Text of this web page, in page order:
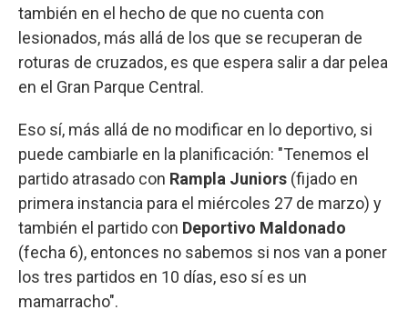
también en el hecho de que no cuenta con
lesionados, más allá de los que se recuperan de
roturas de cruzados, es que espera salir a dar pelea
en el Gran Parque Central.
Eso sí, más allá de no modificar en lo deportivo, si
puede cambiarle en la planificación: "Tenemos el
partido atrasado con Rampla Juniors (fijado en
primera instancia para el miércoles 27 de marzo) y
también el partido con Deportivo Maldonado
(fecha 6), entonces no sabemos si nos van a poner
los tres partidos en 10 días, eso sí es un
mamarracho".